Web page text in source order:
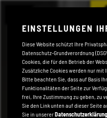
EINSTELLUNGEN
Diese Website schützt Ihre
Datenschutz-Grundverordnung
Cookies, die für den Betrieb der
Zusätzliche Cookies werden nur mit
Bitte beachten Sie, dass auf Basis
Funktionalitäten der Seite zur
frei, Ihre Zustimmung zu geben, zu
Sie den Link unten auf dieser Seite
Sie in unsererDatenschutzerklärung